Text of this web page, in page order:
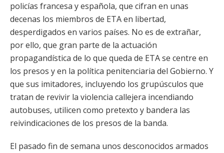
policías francesa y española, que cifran en unas
decenas los miembros de ETA en libertad,
desperdigados en varios países. No es de extrañar,
por ello, que gran parte de la actuación
propagandística de lo que queda de ETA se centre en
los presos y en la política penitenciaria del Gobierno. Y
que sus imitadores, incluyendo los grupúsculos que
tratan de revivir la violencia callejera incendiando
autobuses, utilicen como pretexto y bandera las
reivindicaciones de los presos de la banda.
El pasado fin de semana unos desconocidos armados